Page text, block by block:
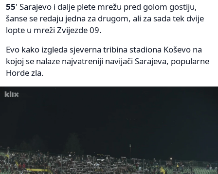
55' Sarajevo i dalje plete mrežu pred golom gostiju,
šanse se redaju jedna za drugom, ali za sada tek dvije
lopte u mreži Zvijezde 09.
Evo kako izgleda sjeverna tribina stadiona Koševo na
kojoj se nalaze najvatreniji navijači Sarajeva, popularne
Horde zla.